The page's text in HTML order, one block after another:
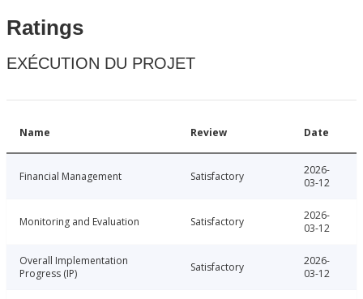
Ratings
EXÉCUTION DU PROJET
Name Review Date
Financial Management Satisfactory
2026-
03-12
Monitoring and Evaluation Satisfactory
2026-
03-12
Overall Implementation
Progress (IP)
Satisfactory
2026-
03-12